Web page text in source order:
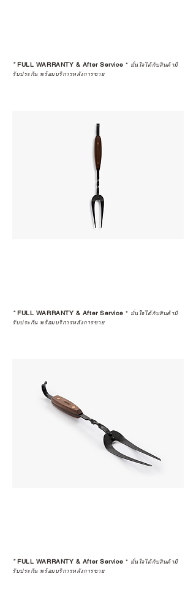
*FULL WARRANTY & After Service * มั่นใจได้กับสินค้ามี
รับประกัน พร้อมบริการหลังการขาย
*FULL WARRANTY & After Service * มั่นใจได้กับสินค้ามี
รับประกัน พร้อมบริการหลังการขาย
*FULL WARRANTY & After Service * มั่นใจได้กับสินค้ามี
รับประกัน พร้อมบริการหลังการขาย